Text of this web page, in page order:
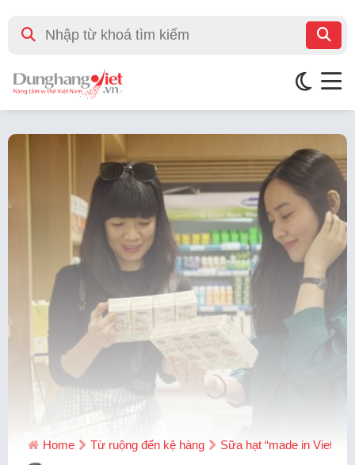
Home Từ ruộng đến kệ hàng Sữa hạt “made in